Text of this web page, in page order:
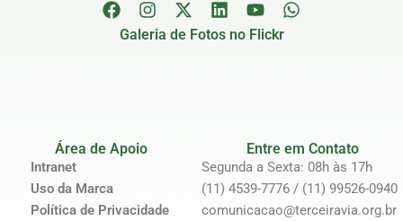
Galeria de Fotos no Flickr
Área de Apoio
Intranet
Uso da Marca
Política de Privacidade
Entre em Contato
Segunda a Sexta: 08h às 17h
(11) 4539-7776 / (11) 99526-0940
comunicacao@terceiravia.org.br